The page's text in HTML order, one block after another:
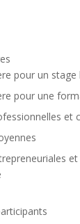
pour un stage
pour une
et